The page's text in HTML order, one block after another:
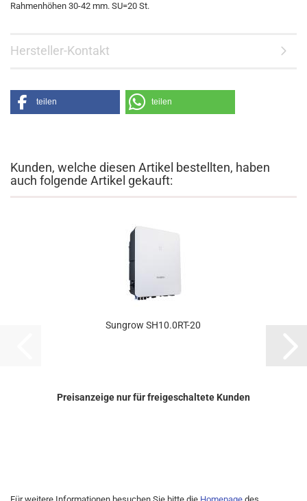
Rahmenhöhen 30-42 mm. SU=20 St.
Hersteller-Kontakt
teilen teilen
Kunden, welche diesen Artikel bestellten, haben
auch folgende Artikel gekauft:
Sungrow SH10.0RT-​20
Preisanzeige nur für freigeschaltete Kunden